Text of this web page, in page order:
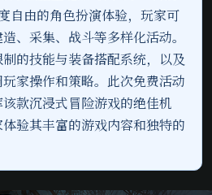
自由的角色扮演体验，玩家可
、采集、战斗等多样化活动。
的技能与装备搭配系统，以及
家操作和策略。此次免费活动
款沉浸式冒险游戏的绝佳机
验其丰富的游戏内容和独特的